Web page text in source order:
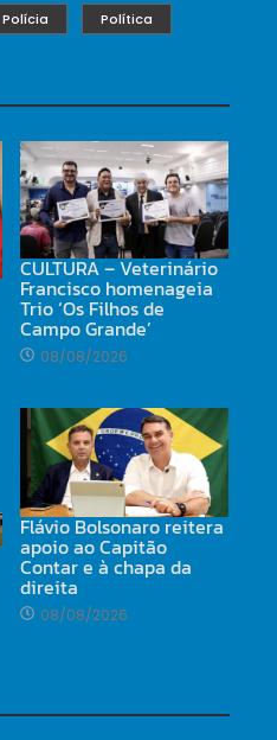
Polícia Política
CULTURA – Veterinário
Francisco homenageia
Trio ‘Os Filhos de
Campo Grande’
08/08/2026
Flávio Bolsonaro reitera
apoio ao Capitão
Contar e à chapa da
direita
08/08/2026